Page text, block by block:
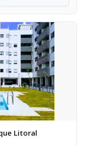
Litoral